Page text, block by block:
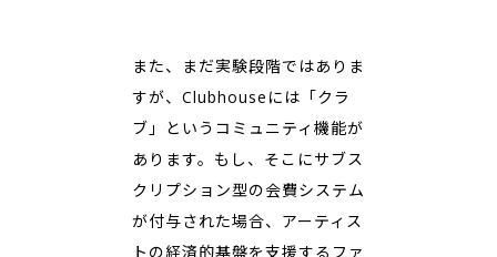
また、まだ実験段階ではありま
すが、Clubhouseには「クラ
ブ」というコミュニティ機能が
あります。もし、そこにサブス
クリプション型の会費システム
が付与された場合、アーティス
トの経済的基盤を支援するファ